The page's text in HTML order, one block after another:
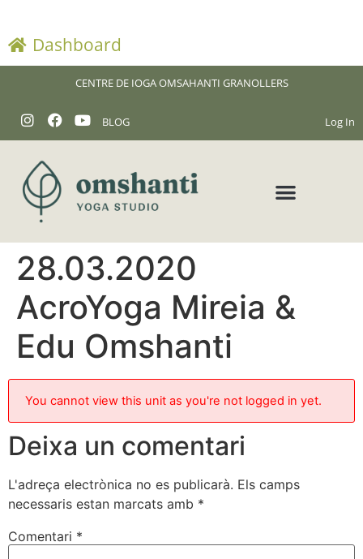
Dashboard
CENTRE DE IOGA OMSAHANTI GRANOLLERS
BLOG Log In
28.03.2020
AcroYoga Mireia &
Edu Omshanti
You cannot view this unit as you're not logged in yet.
Deixa un comentari
L'adreça electrònica no es publicarà. Els camps
necessaris estan marcats amb *
Comentari *